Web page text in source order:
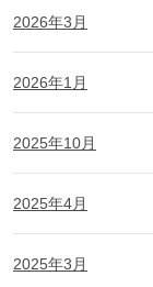
2026年3月
2026年1月
2025年10月
2025年4月
2025年3月